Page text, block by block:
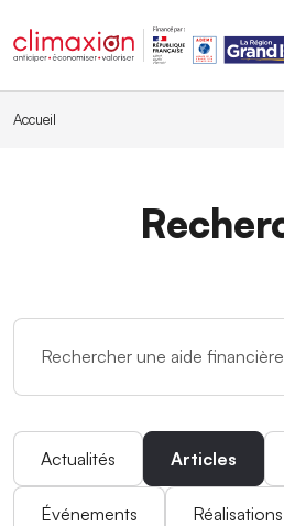
Accueil
Actualités Articles
Événements Réalisations